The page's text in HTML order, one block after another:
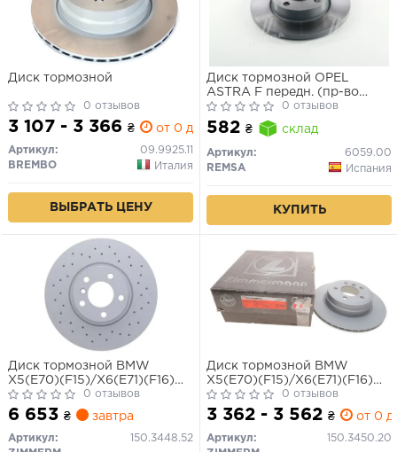
Диск тормозной
0 отзывов
3 107 - 3 366 ₴ от 0 дн.
Артикул:
09.9925.11
BREMBO
Италия
ВЫБРАТЬ ЦЕНУ
Диск тормозной OPEL
ASTRA F передн. (пр-во
REMSA)
0 отзывов
582 ₴ склад
Артикул:
6059.00
REMSA
Испания
КУПИТЬ
Диск тормозной BMW
X5(E70)(F15)/X6(E71)(F16)
07- перед.вент.Sport Coat Z
0 отзывов
6 653 ₴ завтра
Артикул:
150.3448.52
Диск тормозной BMW
X5(E70)(F15)/X6(E71)(F16)
06- задн.вент.Coat Z
0 отзывов
3 362 - 3 562 ₴ от 0
Артикул:
150.3450.20